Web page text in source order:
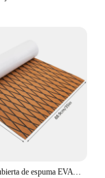
Lámina de cubierta de espuma EVA para suelo de barco, alfombrilla marina de teca sintética, Material autoadhesivo antideslizante para autocaravana, 94x35 pulgadas